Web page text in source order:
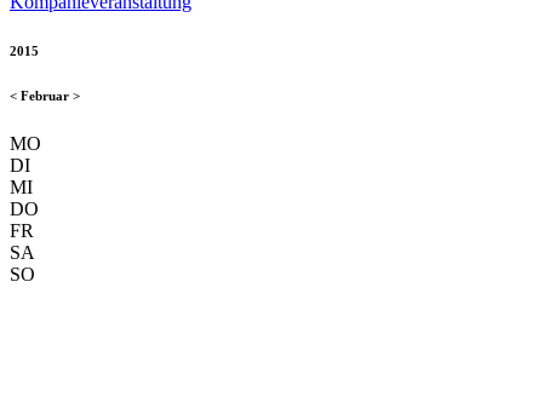
2015
< Februar >
MO
DI
MI
DO
FR
SA
SO